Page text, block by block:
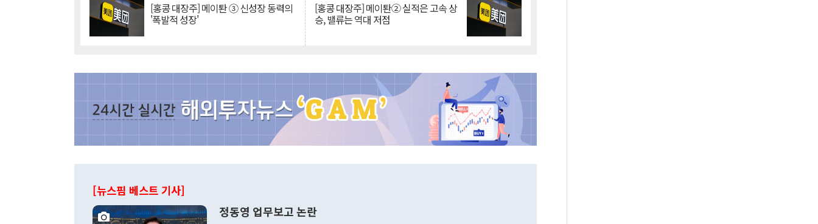
[홍콩 대장주] 메이퇀 ③ 신성장 동력의
'폭발적 성장'
[홍콩 대장주] 메이퇀② 실적은 고속 상
승, 밸류는 역대 저점
[뉴스핌 베스트 기사]
정동영 업무보고 논란